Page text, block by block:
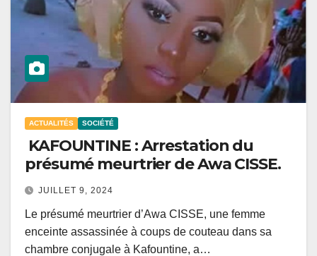
ACTUALITÉS SOCIÉTÉ
KAFOUNTINE : Arrestation du
présumé meurtrier de Awa CISSE.
JUILLET 9, 2024
Le présumé meurtrier d’Awa CISSE, une femme
enceinte assassinée à coups de couteau dans sa
chambre conjugale à Kafountine, a…